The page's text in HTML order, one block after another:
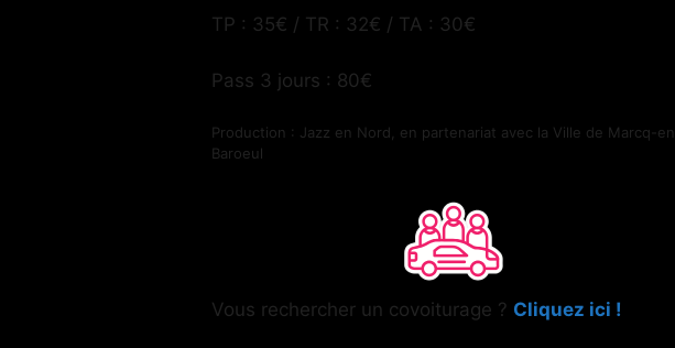
TP : 35€ / TR : 32€ / TA : 30€
Pass 3 jours : 80€
Production : Jazz en Nord, en partenariat avec la Ville de Marcq-en-
Baroeul
Vous rechercher un covoiturage ? Cliquez ici !